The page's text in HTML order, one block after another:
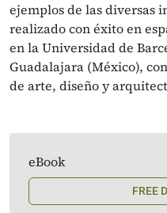
ejemplos de las diversas
realizado con éxito en
en la Universidad de
Guadalajara (México),
de arte, diseño y
eBook
FREE